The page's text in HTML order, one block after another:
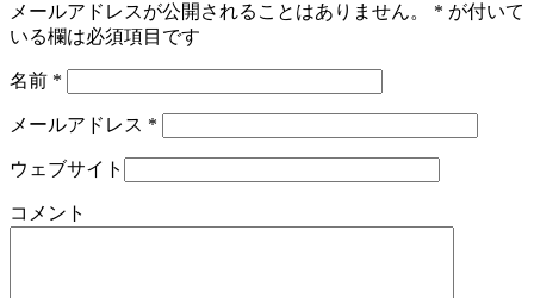
メールアドレスが公開されることはありません。 * が付いて
いる欄は必須項目です
名前 *
メールアドレス *
ウェブサイト
コメント